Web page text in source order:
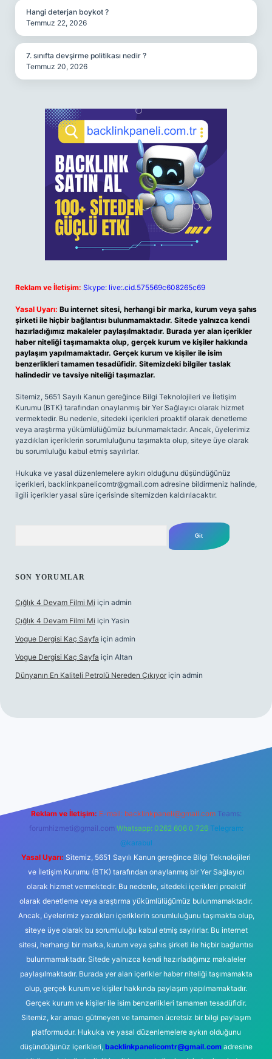
Hangi deterjan boykot ?
Temmuz 22, 2026
7. sınıfta devşirme politikası nedir ?
Temmuz 20, 2026
Reklam ve İletişim: Skype: live:.cid.575569c608265c69
Yasal Uyarı: Bu internet sitesi, herhangi bir marka, kurum veya şahıs
şirketi ile hiçbir bağlantısı bulunmamaktadır. Sitede yalnızca kendi
hazırladığımız makaleler paylaşılmaktadır. Burada yer alan içerikler
haber niteliği taşımamakta olup, gerçek kurum ve kişiler hakkında
paylaşım yapılmamaktadır. Gerçek kurum ve kişiler ile isim
benzerlikleri tamamen tesadüfidir. Sitemizdeki bilgiler taslak
halindedir ve tavsiye niteliği taşımazlar.
Sitemiz, 5651 Sayılı Kanun gereğince Bilgi Teknolojileri ve İletişim
Kurumu (BTK) tarafından onaylanmış bir Yer Sağlayıcı olarak hizmet
vermektedir. Bu nedenle, sitedeki içerikleri proaktif olarak denetleme
veya araştırma yükümlülüğümüz bulunmamaktadır. Ancak, üyelerimiz
yazdıkları içeriklerin sorumluluğunu taşımakta olup, siteye üye olarak
bu sorumluluğu kabul etmiş sayılırlar.
Hukuka ve yasal düzenlemelere aykırı olduğunu düşündüğünüz
içerikleri, backlinkpanelicomtr@gmail.com adresine bildirmeniz halinde,
ilgili içerikler yasal süre içerisinde sitemizden kaldırılacaktır.
SON YORUMLAR
Çığlık 4 Devam Filmi Mi için admin
Çığlık 4 Devam Filmi Mi için Yasin
Vogue Dergisi Kaç Sayfa için admin
Vogue Dergisi Kaç Sayfa için Altan
Dünyanın En Kaliteli Petrolü Nereden Çıkıyor için admin
Reklam ve İletişim: E-mail: backlinkpaneli@gmail.com Teams:
forumhizmeti@gmail.com Whatsapp: 0262 606 0 726 Telegram:
@karabul
Yasal Uyarı: Sitemiz, 5651 Sayılı Kanun gereğince Bilgi Teknolojileri
ve İletişim Kurumu (BTK) tarafından onaylanmış bir Yer Sağlayıcı
olarak hizmet vermektedir. Bu nedenle, sitedeki içerikleri proaktif
olarak denetleme veya araştırma yükümlülüğümüz bulunmamaktadır.
Ancak, üyelerimiz yazdıkları içeriklerin sorumluluğunu taşımakta olup,
siteye üye olarak bu sorumluluğu kabul etmiş sayılırlar. Bu internet
sitesi, herhangi bir marka, kurum veya şahıs şirketi ile hiçbir bağlantısı
bulunmamaktadır. Sitede yalnızca kendi hazırladığımız makaleler
paylaşılmaktadır. Burada yer alan içerikler haber niteliği taşımamakta
olup, gerçek kurum ve kişiler hakkında paylaşım yapılmamaktadır.
Gerçek kurum ve kişiler ile isim benzerlikleri tamamen tesadüfidir.
Sitemiz, kar amacı gütmeyen ve tamamen ücretsiz bir bilgi paylaşım
platformudur. Hukuka ve yasal düzenlemelere aykırı olduğunu
düşündüğünüz içerikleri, backlinkpanelicomtr@gmail.comadresine